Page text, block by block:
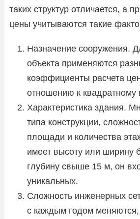
таких структур отличается, а
цены учитываются такие
Назначение сооружения.
объекта применяются
коэффициенты расчета
отношению к квадратному
Характеристика здания.
типа конструкции,
площади и количества
имеет высоту или ширину
глубину свыше 15 м, он
уникальных.
Сложность инженерных
с каждым годом